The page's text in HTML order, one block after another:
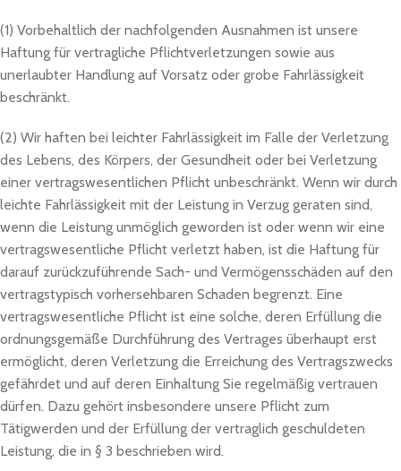
(1) Vorbehaltlich der nachfolgenden Ausnahmen ist unsere
Haftung für vertragliche Pflichtverletzungen sowie aus
unerlaubter Handlung auf Vorsatz oder grobe Fahrlässigkeit
beschränkt.
(2) Wir haften bei leichter Fahrlässigkeit im Falle der Verletzung
des Lebens, des Körpers, der Gesundheit oder bei Verletzung
einer vertragswesentlichen Pflicht unbeschränkt. Wenn wir durch
leichte Fahrlässigkeit mit der Leistung in Verzug geraten sind,
wenn die Leistung unmöglich geworden ist oder wenn wir eine
vertragswesentliche Pflicht verletzt haben, ist die Haftung für
darauf zurückzuführende Sach- und Vermögensschäden auf den
vertragstypisch vorhersehbaren Schaden begrenzt. Eine
vertragswesentliche Pflicht ist eine solche, deren Erfüllung die
ordnungsgemäße Durchführung des Vertrages überhaupt erst
ermöglicht, deren Verletzung die Erreichung des Vertragszwecks
gefährdet und auf deren Einhaltung Sie regelmäßig vertrauen
dürfen. Dazu gehört insbesondere unsere Pflicht zum
Tätigwerden und der Erfüllung der vertraglich geschuldeten
Leistung, die in § 3 beschrieben wird.